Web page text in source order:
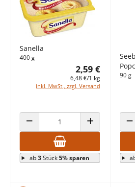
Sanella
400 g
2,59 €
6,48 €/1 kg
inkl. MwSt., zzgl. Versand
ANZAHL VERRINGERN ANZAHL
ab3Stück5% sparen
90 g